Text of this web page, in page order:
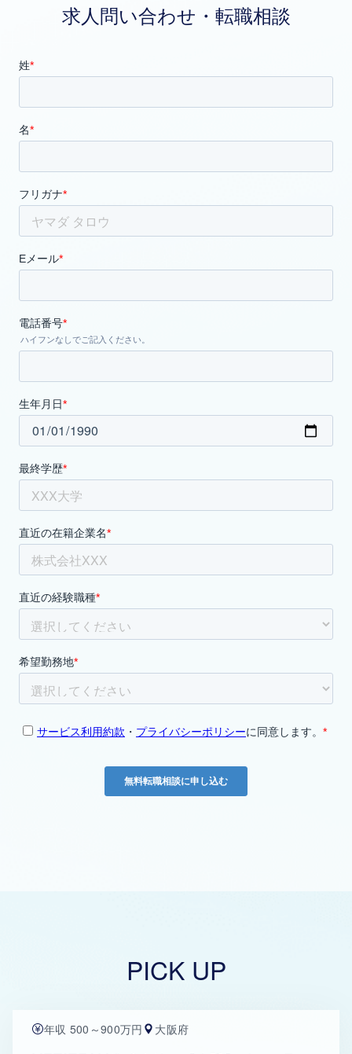
求人問い合わせ・転職相談
PICK UP
年収 500～900万円 大阪府